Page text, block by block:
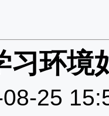
习环境
08-25